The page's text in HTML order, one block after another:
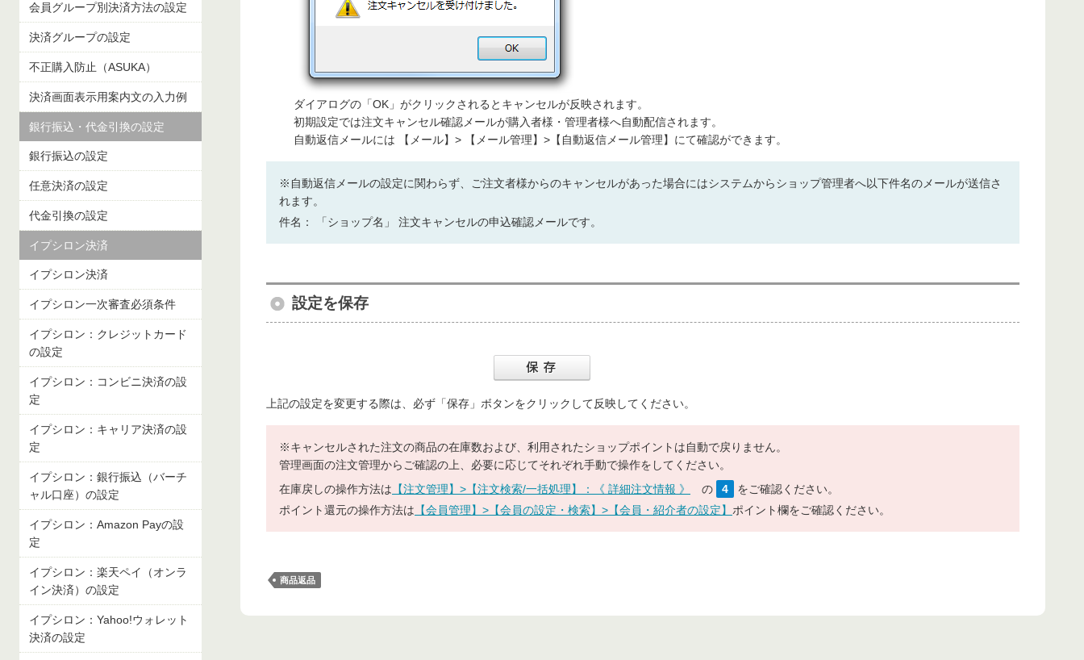
会員グループ別決済方法の設定
決済グループの設定
不正購入防止（ASUKA）
決済画面表示用案内文の入力例
銀行振込の設定
任意決済の設定
代金引換の設定
イプシロン決済
イプシロン一次審査必須条件
イプシロン：クレジットカード
の設定
イプシロン：コンビニ決済の設
定
イプシロン：キャリア決済の設
定
イプシロン：銀行振込（バーチ
ャル口座）の設定
イプシロン：Amazon Payの設
定
イプシロン：楽天ペイ（オンラ
イン決済）の設定
イプシロン：Yahoo!ウォレット
決済の設定
ダイアログの「OK」がクリックされるとキャンセルが反映されます。
初期設定では注文キャンセル確認メールが購入者様・管理者様へ自動配信されます。
自動返信メールには 【メール】> 【メール管理】>【自動返信メール管理】にて確認ができます。
※自動返信メールの設定に関わらず、ご注文者様からのキャンセルがあった場合にはシステムからショップ管理者へ以下件名のメールが送信さ
れます。
件名： 「ショップ名」 注文キャンセルの申込確認メールです。
設定を保存
上記の設定を変更する際は、必ず「保存」ボタンをクリックして反映してください。
※キャンセルされた注文の商品の在庫数および、利用されたショップポイントは自動で戻りません。
管理画面の注文管理からご確認の上、必要に応じてそれぞれ手動で操作をしてください。
在庫戻しの操作方法は 【注文管理】>【注文検索/一括処理】：《 詳細注文情報 》 の 4
をご確認ください。
ポイント還元の操作方法は 【会員管理】>【会員の設定・検索】>【会員・紹介者の設定】 ポイント欄をご確認ください。
商品返品